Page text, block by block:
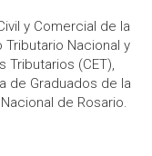
y Comercial de la
Nacional y
Tributarios (CET),
de Graduados de la
de Rosario.